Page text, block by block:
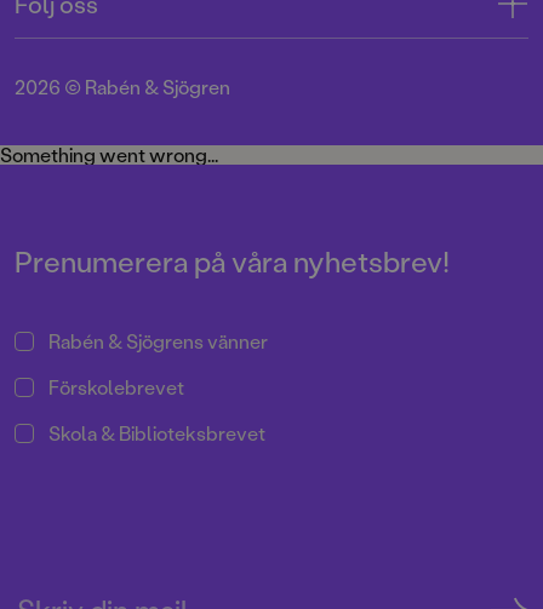
Org.nr: 556045-7748
Integritetspolicy
Cookie Policy
Miljö och hållbarhet
Instagram
Twitter
2026 © Rabén & Sjögren
Something went wrong...
Prenumerera på våra nyhetsbrev!
Rabén & Sjögrens vänner
Förskolebrevet
Skola & Biblioteksbrevet